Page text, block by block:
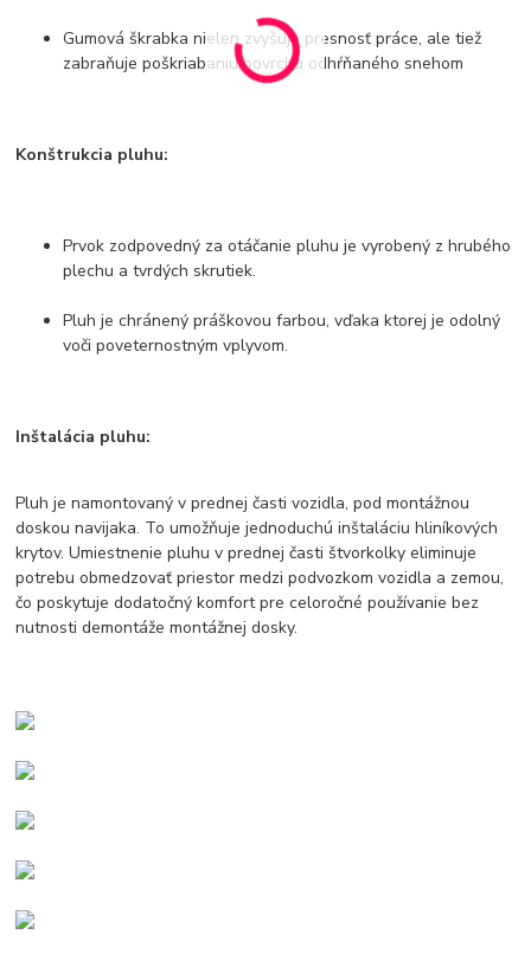
Gumová škrabka nielen zvyšuje presnosť práce, ale tiež
zabraňuje poškriabaniu povrchu odhŕňaného snehom
Konštrukcia pluhu:
Prvok zodpovedný za otáčanie pluhu je vyrobený z hrubého
plechu a tvrdých skrutiek.
Pluh je chránený práškovou farbou, vďaka ktorej je odolný
voči poveternostným vplyvom.
Inštalácia pluhu:
Pluh je namontovaný v prednej časti vozidla, pod montážnou
doskou navijaka. To umožňuje jednoduchú inštaláciu hliníkových
krytov. Umiestnenie pluhu v prednej časti štvorkolky eliminuje
potrebu obmedzovať priestor medzi podvozkom vozidla a zemou,
čo poskytuje dodatočný komfort pre celoročné používanie bez
nutnosti demontáže montážnej dosky.